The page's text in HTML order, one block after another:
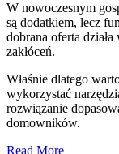
W nowoczesnym
są dodatkiem, lecz
dobrana oferta
zakłóceń.
Właśnie dlatego
wykorzystać
rozwiązanie
domowników.
Read More